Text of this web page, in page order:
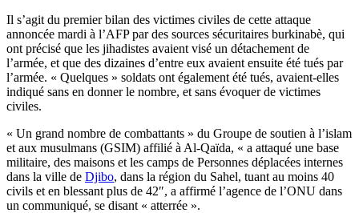
Il s’agit du premier bilan des victimes civiles de cette attaque
annoncée mardi à l’AFP par des sources sécuritaires burkinabè, qui
ont précisé que les jihadistes avaient visé un détachement de
l’armée, et que des dizaines d’entre eux avaient ensuite été tués par
l’armée. « Quelques » soldats ont également été tués, avaient-elles
indiqué sans en donner le nombre, et sans évoquer de victimes
civiles.
« Un grand nombre de combattants » du Groupe de soutien à l’islam
et aux musulmans (GSIM) affilié à Al-Qaïda, « a attaqué une base
militaire, des maisons et les camps de Personnes déplacées internes
dans la ville de Djibo, dans la région du Sahel, tuant au moins 40
civils et en blessant plus de 42″, a affirmé l’agence de l’ONU dans
un communiqué, se disant « atterrée ».